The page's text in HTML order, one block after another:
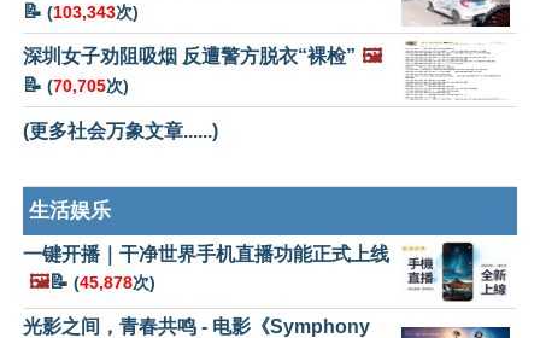
📝 (103,343次)
深圳女子劝阻吸烟 反遭警方脱衣“裸检” 🖼️
📝 (70,705次)
(更多社会万象文章......)
生活娱乐
一键开播｜干净世界手机直播功能正式上线
🖼️📝 (45,878次)
光影之间，青春共鸣 - 电影《Symphony